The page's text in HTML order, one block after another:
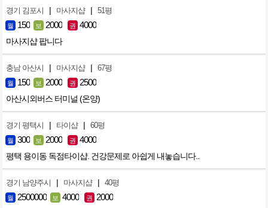
경기 김포시 | 마사지샵 | 51평
월 150 보 2000 권 4000
마사지샵 팝니다
충남 아산시 | 마사지샵 | 67평
월 150 보 2000 권 2500
아산시외버스 터미널 (온양)
경기 평택시 | 타이샵 | 60평
월 300 보 2000 권 4000
평택 용이동 독점타이샵. 건강문제로 아쉽게 내놓습니다..
경기 남양주시 | 마사지샵 | 40평
월 2500000 보 4000 권 2000